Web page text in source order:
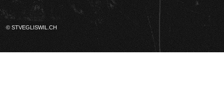
© STVEGLISWIL.CH